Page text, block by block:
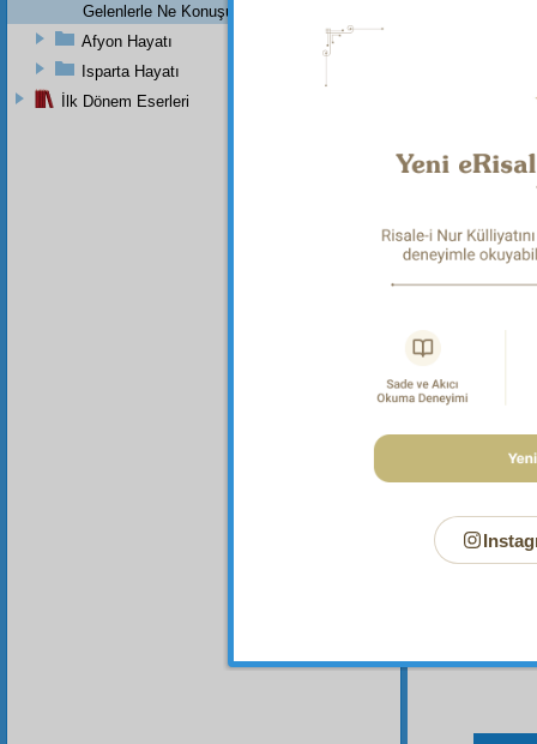
tecellî
Dipnot-1
Her
Gelenlerle Ne Konuşurdu?
Afyon Hayatı
Isparta Hayatı
İlk Dönem Eserleri